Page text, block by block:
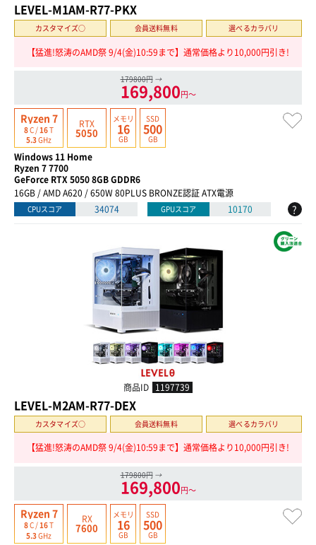
LEVEL-M1AM-R77-PKX
カスタマイズ○ 会員送料無料 選べるカラバリ
【猛進!怒涛のAMD祭 9/4(金)10:59まで】通常価格より10,000円引き!
179800円 →
169,800円〜
Ryzen 7
8C / 16T
5.3GHz
RTX
5050
メモリ
16
GB
SSD
500
GB
Windows 11 Home
Ryzen 7 7700
GeForce RTX 5050 8GB GDDR6
16GB / AMD A620 / 650W 80PLUS BRONZE認証 ATX電源
CPUスコア 34074 GPUスコア 10170 ?
商品ID 1197739
LEVEL-M2AM-R77-DEX
カスタマイズ○ 会員送料無料 選べるカラバリ
【猛進!怒涛のAMD祭 9/4(金)10:59まで】通常価格より10,000円引き!
179800円 →
169,800円〜
Ryzen 7
8C /16T
5.3GHz
RX
7600
メモリ
16
GB
SSD
500
GB